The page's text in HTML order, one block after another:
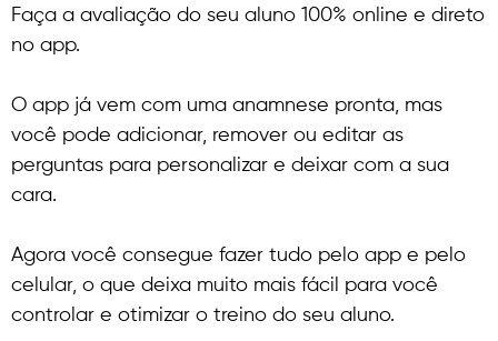
Faça a avaliação do seu aluno 100% online e direto
no app.
O app já vem com uma anamnese pronta, mas
você pode adicionar, remover ou editar as
perguntas para personalizar e deixar com a sua
cara.
Agora você consegue fazer tudo pelo app e pelo
celular, o que deixa muito mais fácil para você
controlar e otimizar o treino do seu aluno.